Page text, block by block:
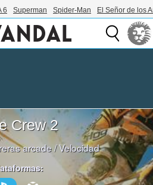
6 Superman Spider-Man El Señor de los
Crew 2
arcade/Velocidad